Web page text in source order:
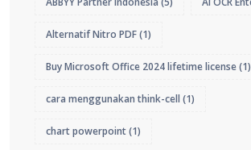
Alternatif Nitro PDF(1)
Buy Microsoft Office 2024 lifetime license(1)
cara menggunakan think-cell (1)
chart powerpoint(1)